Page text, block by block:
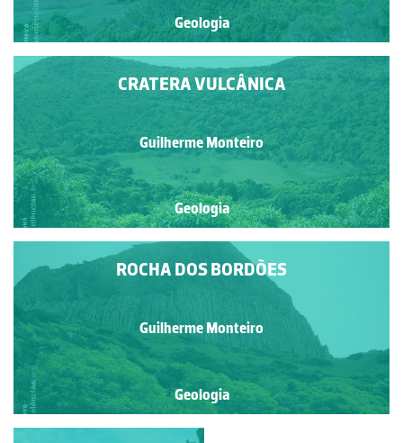
Geologia
CRATERA VULCÂNICA
Guilherme Monteiro
Geologia
ROCHA DOS BORDÕES
Guilherme Monteiro
Geologia